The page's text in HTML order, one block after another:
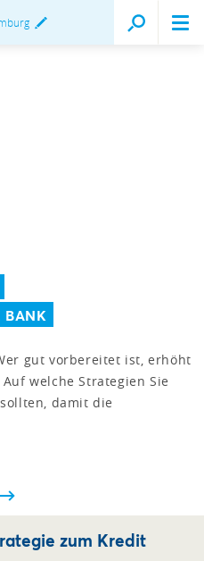
BANK
gut vorbereitet ist, erhöht
welche Strategien Sie
damit die
zum Kredit